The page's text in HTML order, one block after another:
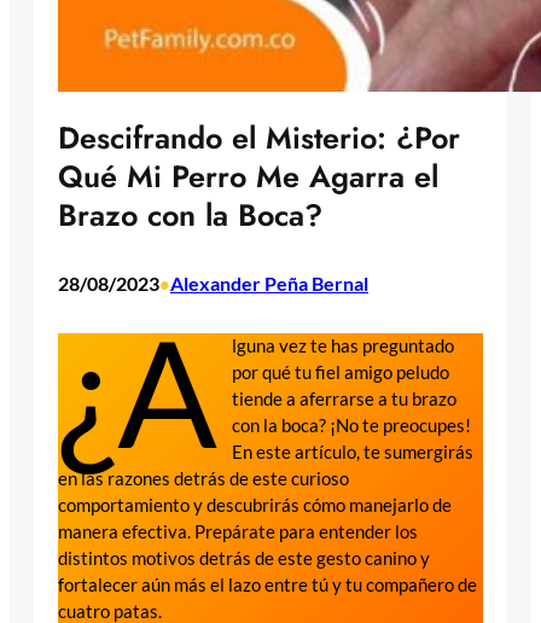
Descifrando el Misterio: ¿Por
Qué Mi Perro Me Agarra el
Brazo con la Boca?
28/08/2023•Alexander Peña Bernal
¿A
lguna vez te has preguntado
por qué tu fiel amigo peludo
tiende a aferrarse a tu brazo
con la boca? ¡No te preocupes!
En este artículo, te sumergirás
en las razones detrás de este curioso
comportamiento y descubrirás cómo manejarlo de
manera efectiva. Prepárate para entender los
distintos motivos detrás de este gesto canino y
fortalecer aún más el lazo entre tú y tu compañero de
cuatro patas.